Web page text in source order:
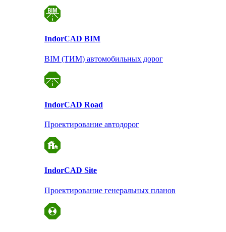
IndorCAD BIM
BIM (ТИМ) автомобильных дорог
IndorCAD Road
Проектирование автодорог
IndorCAD Site
Проектирование генеральных планов